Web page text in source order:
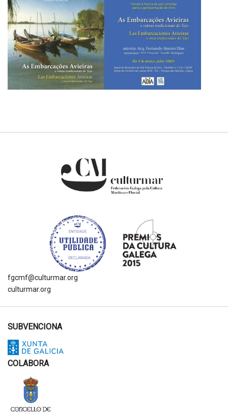
fgcmf@culturmar.org
culturmar.org
SUBVENCIONA
COLABORA